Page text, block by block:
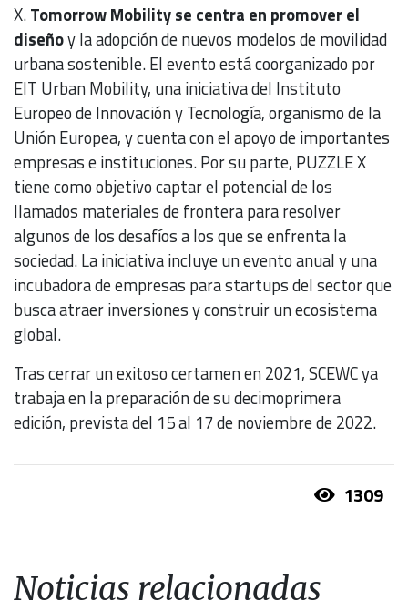
X.Tomorrow Mobility se centra en promover el
diseñoy la adopción de nuevos modelos de movilidad
urbana sostenible. El evento está coorganizado por
EIT Urban Mobility, una iniciativa del Instituto
Europeo de Innovación y Tecnología, organismo de la
Unión Europea, y cuenta con el apoyo de importantes
empresas e instituciones. Por su parte, PUZZLE X
tiene como objetivo captar el potencial de los
llamados materiales de frontera para resolver
algunos de los desafíos a los que se enfrenta la
sociedad. La iniciativa incluye un evento anual y una
incubadora de empresas para startups del sector que
busca atraer inversiones y construir un ecosistema
global.
Tras cerrar un exitoso certamen en 2021, SCEWC ya
trabaja en la preparación de su decimoprimera
edición, prevista del 15 al 17 de noviembre de 2022.
1309
Noticias relacionadas